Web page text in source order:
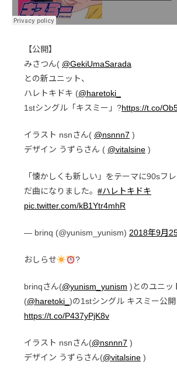
【公開】
みさつん( @GekiUmaSarada
との新ユニット、
ハレトキドキ (@haretoki_
1stシングル「キスミー」?https://t.co/
イラスト nsnさん( @nsnnn7 )
デザイン うずらさん ( @vitalsine )
「懐かしくも新しい」をテーマに90sフ
だ曲になりました。 #ハレトキドキ
pic.twitter.com/kB1Ytr4mhR
— brinq (@yunism_yunism) 2018年9月
おしらせ ?
brinqさん(@yunism_yunism )とのユニッ
(@haretoki_ )の1stシングル キスミー公
https://t.co/P437yPjK8v
イラスト nsnさん(@nsnnn7 )
デザイン うずらさん(@vitalsine )